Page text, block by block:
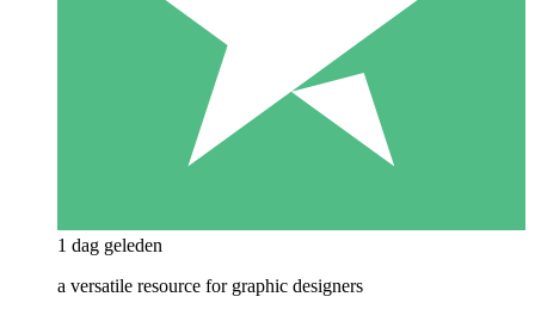
1 dag geleden
a versatile resource for graphic designers